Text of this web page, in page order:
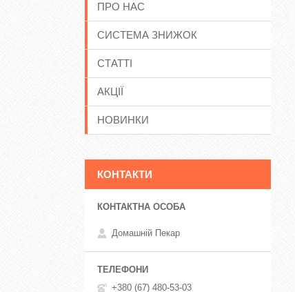
ПРО НАС
СИСТЕМА ЗНИЖОК
СТАТТІ
АКЦІЇ
НОВИНКИ
КОНТАКТИ
Домашній Пекар
+380 (67) 480-53-03